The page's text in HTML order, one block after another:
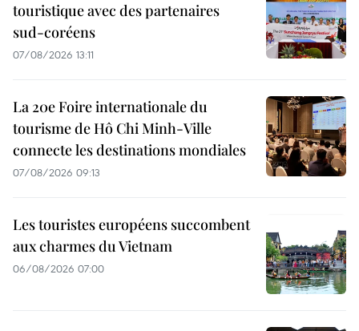
touristique avec des partenaires
sud-coréens
07/08/2026 13:11
La 20e Foire internationale du
tourisme de Hô Chi Minh-Ville
connecte les destinations mondiales
07/08/2026 09:13
Les touristes européens succombent
aux charmes du Vietnam
06/08/2026 07:00